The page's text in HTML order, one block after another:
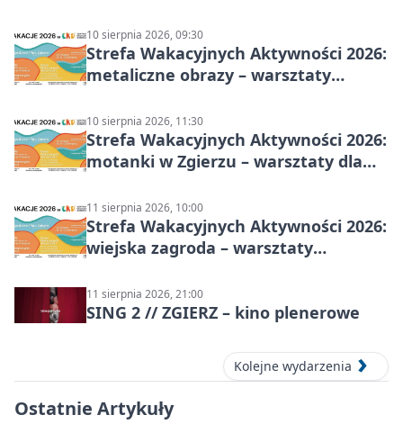
10 sierpnia 2026, 09:30
Strefa Wakacyjnych Aktywności 2026:
metaliczne obrazy – warsztaty
10 sierpnia 2026, 11:30
Strefa Wakacyjnych Aktywności 2026:
motanki w Zgierzu – warsztaty dla
11 sierpnia 2026, 10:00
Strefa Wakacyjnych Aktywności 2026:
wiejska zagroda – warsztaty
11 sierpnia 2026, 21:00
SING 2 // ZGIERZ – kino plenerowe
Kolejne wydarzenia
Ostatnie Artykuły